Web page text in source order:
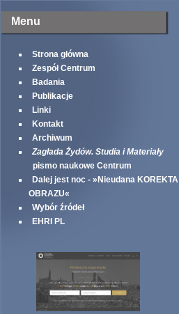
Menu
Strona główna
Zespół Centrum
Badania
Publikacje
Linki
Kontakt
Archiwum
Zagłada Żydów. Studia i Materiały
pismo naukowe Centrum
Dalej jest noc - »Nieudana KOREKTA
OBRAZU«
Wybór źródeł
EHRI PL